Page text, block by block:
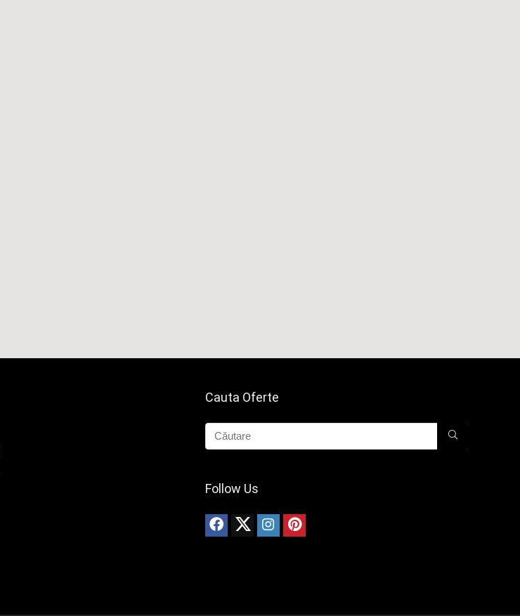
Cauta Oferte
Follow Us